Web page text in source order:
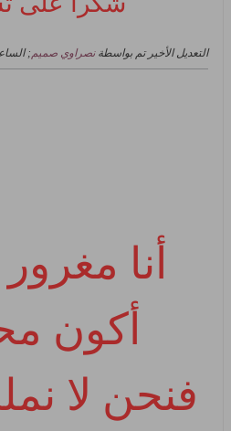
التعديل الأخير تم بواسطةنصراوي صميم;
أنا
أكون
فنحن لا